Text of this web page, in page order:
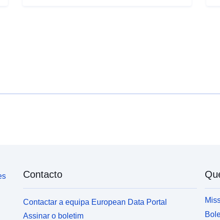
Contacto
Contactar a equipa European Data Portal
Assinar o boletim